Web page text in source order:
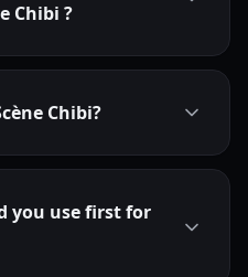
Chibi ?
Chibi?
you use first for